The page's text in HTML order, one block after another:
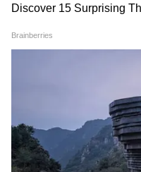
इसके लिए सही तरीका
आपकी अदरक खराब न